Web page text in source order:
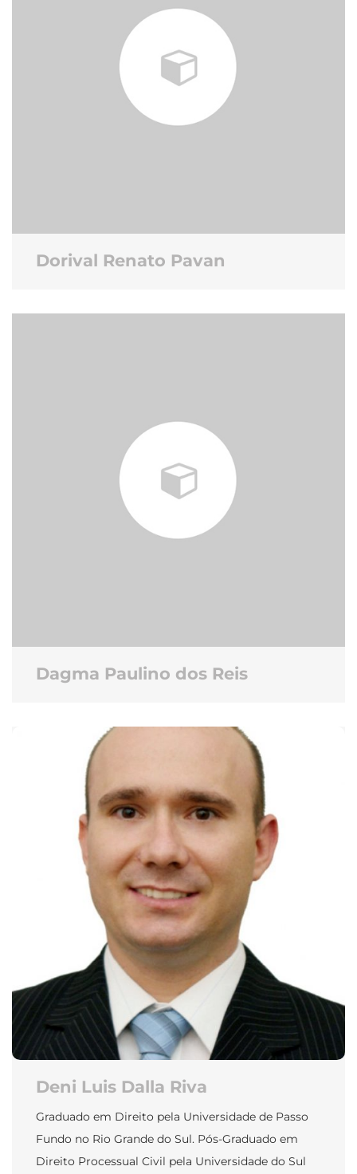
Dorival Renato Pavan
Dagma Paulino dos Reis
Deni Luis Dalla Riva
Graduado em Direito pela Universidade de Passo
Fundo no Rio Grande do Sul. Pós-Graduado em
Direito Processual Civil pela Universidade do Sul